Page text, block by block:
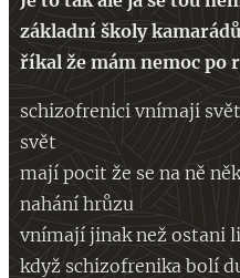
základní školy
říkal že mám nemoc po
schizofrenici vnímaji
svět
mají pocit že se na ně
nahání hrůzu
vnímají jinak než ostani
když schizofrenika bolí